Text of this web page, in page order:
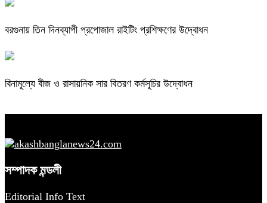
বরগুনায় তিন দিনব্যাপী প্রপোজাল রাইটিং প্রশিক্ষণের উদ্বোধন
বিনামূল্যে বীজ ও রাসায়নিক সার বিতরণ কর্মসূচির উদ্বোধন
সম্পাদক মন্ডলী
Editorial Info Text